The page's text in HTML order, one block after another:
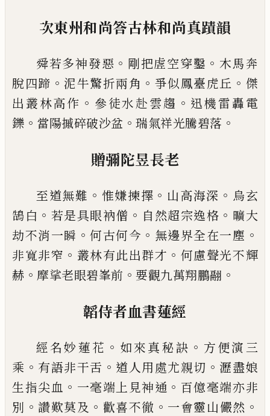
次東州和尚答古林和尚真蹟韻
舜若多神發惡 。 剛把虗空穿鑿 。木馬奔
脫四蹄 。泥牛驚折兩角 。 爭似鳳臺虎丘 。 傑
出叢林高作 。 參徒水赴雲趨 。 迅機雷轟電
鑠 。 當陽摵碎破沙盆 。 瑞氣祥光騰碧落 。
贈彌陀昱長老
至道無難 。 惟嫌揀擇 。 山高海深 。 烏玄
鵠白 。 若是具眼衲僧 。 自然超宗逸格 。 曠大
劫不消一瞬 。何古何今 。 無邊界全在一塵 。
非寬非窄 。 叢林有此出群才 。 何慮聲光不輝
赫 。 摩挲老眼碧峯前 。 要觀九萬翔鵬翮 。
韜侍者血書蓮經
經名妙蓮花 。 如來真秘訣 。 方便演三
乘 。 有語非干舌 。 道人用處尤親切 。 瀝盡娘
生指尖血 。 一毫端上見神通 。 百億毫端亦非
別 。讚歎莫及 。 歡喜不徹 。 一會靈山儼然 。